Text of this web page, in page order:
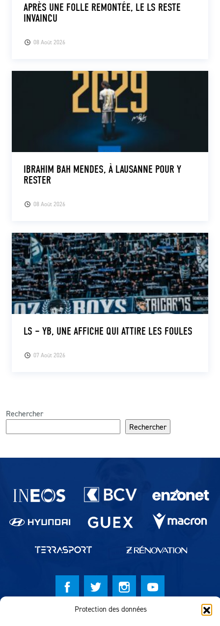
Protection des données
08 Août 2026
APRÈS UNE FOLLE REMONTÉE, LE LS RESTE
INVAINCU
08 Août 2026
IBRAHIM BAH MENDES, À LAUSANNE POUR Y
RESTER
07 Août 2026
LS – YB, UNE AFFICHE QUI ATTIRE LES FOULES
Rechercher
Rechercher
Partenaires du lausanne-Sport